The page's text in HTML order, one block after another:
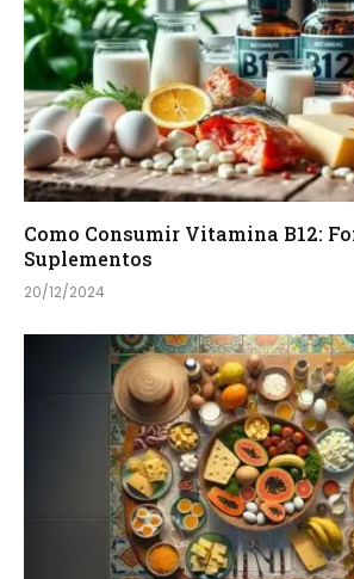
Como Consumir Vitamina B12:
Suplementos
20/12/2024